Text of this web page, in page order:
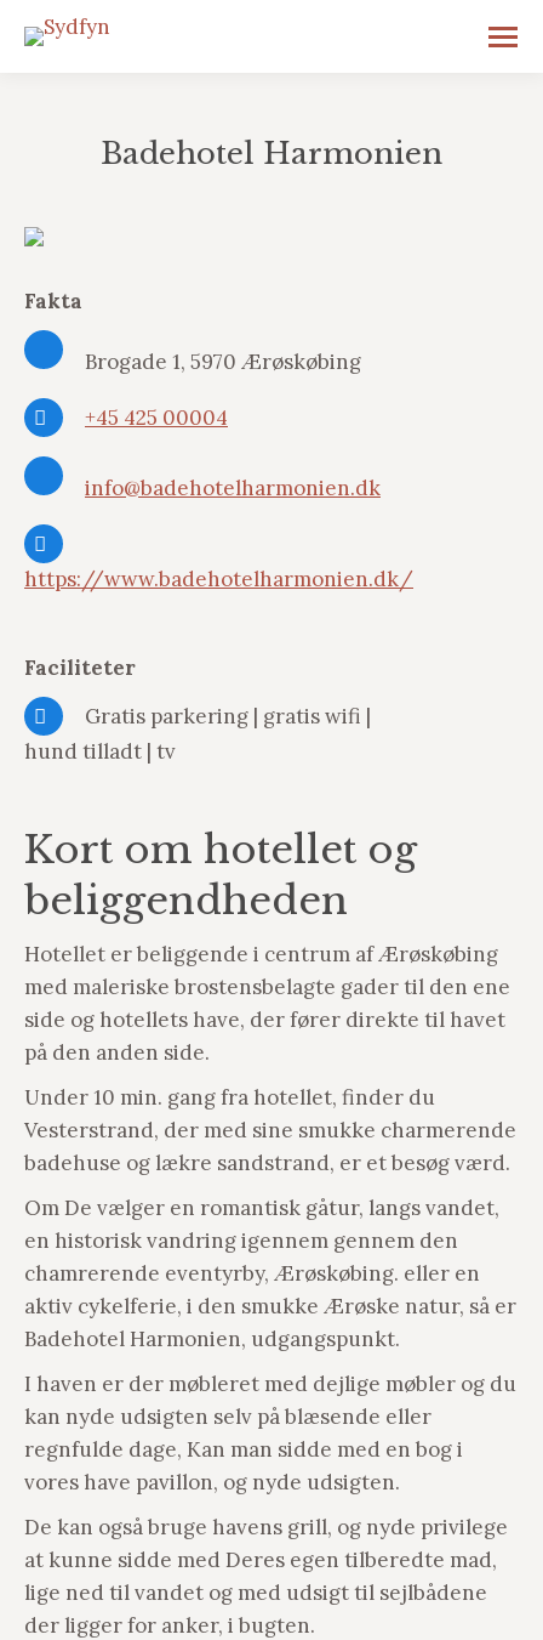
Badehotel Harmonien
Kort om hotellet og
beliggendheden
Hotellet er beliggende i centrum af Ærøskøbing
med maleriske brostensbelagte gader til den ene
side og hotellets have, der fører direkte til havet
på den anden side.
Under 10 min. gang fra hotellet, finder du
Vesterstrand, der med sine smukke charmerende
badehuse og lækre sandstrand, er et besøg værd.
Om De vælger en romantisk gåtur, langs vandet,
en historisk vandring igennem gennem den
chamrerende eventyrby, Ærøskøbing. eller en
aktiv cykelferie, i den smukke Ærøske natur, så er
Badehotel Harmonien, udgangspunkt.
I haven er der møbleret med dejlige møbler og du
kan nyde udsigten selv på blæsende eller
regnfulde dage, Kan man sidde med en bog i
vores have pavillon, og nyde udsigten.
De kan også bruge havens grill, og nyde privilege
at kunne sidde med Deres egen tilberedte mad,
lige ned til vandet og med udsigt til sejlbådene
der ligger for anker, i bugten.
Fakta
Brogade 1, 5970 Ærøskøbing
+45 425 00004
info@badehotelharmonien.dk
https://www.badehotelharmonien.dk/
Faciliteter
Gratis parkering | gratis wifi |
hund tilladt | tv